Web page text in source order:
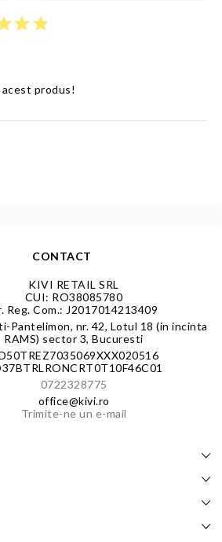
starstar
produs!
CONTACT
KIVI RETAIL SRL
CUI: RO38085780
Reg. Com.: J2017014213409
Pantelimon, nr. 42, Lotul 18 (in incinta
RAMS) sector 3, Bucuresti
0722328775
office@kivi.ro
Trimite-ne un e-mail